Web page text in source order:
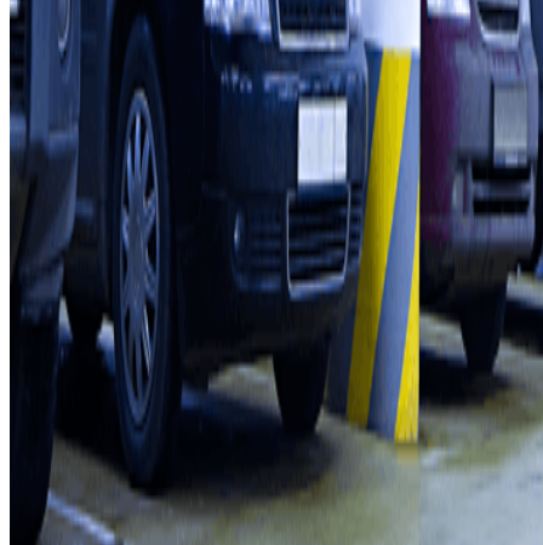
Fournisseur de parking
Affiliés
Contact
Contactez-nous
FAQ
Nos différents modes de paiement:
Conditions générales d'utilisation et contrat
Conditions d'annulation
Politique relative aux cookies
Gérer les cookies
Politique de confidentialité
Whistleblowing
©2026 Parclick. Tous droits réservés